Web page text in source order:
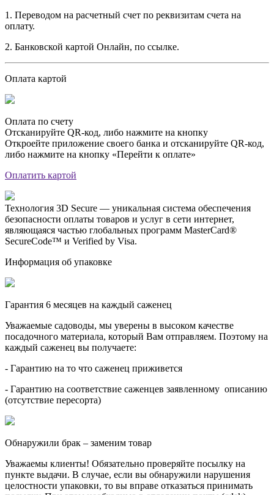
1. Переводом на расчетный счет по реквизитам счета на
оплату.
2. Банковской картой Онлайн, по ссылке.
Оплата картой
Оплата по счету
Отсканируйте QR-код, либо нажмите на кнопку
Откроейте приложение своего банка и отсканируйте QR-код,
либо нажмите на кнопку «Перейти к оплате»
Оплатить картой
Технология 3D Secure — уникальная система обеспечения
безопасности оплаты товаров и услуг в сети интернет,
являющаяся частью глобальных программ MasterCard®
SecureCode™ и Verified by Visa.
Информация об упаковке
Гарантия 6 месяцев на каждый саженец
Уважаемые садоводы, мы уверены в высоком качестве
посадочного материала, который Вам отправляем. Поэтому на
каждый саженец вы получаете:
- Гарантию на то что саженец приживется
- Гарантию на соответствие саженцев заявленному описанию
(отсутствие пересорта)
Обнаружили брак – заменим товар
Уважаемы клиенты! Обязательно проверяйте посылку на
пункте выдачи. В случае, если вы обнаружили нарушения
целостности упаковки, то вы вправе отказаться принимать